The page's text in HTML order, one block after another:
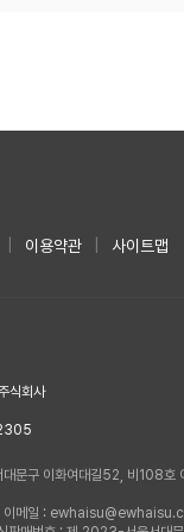
이용약관 사이트맵
식회사
문구 이화여대길52, 비108호
이메일 :